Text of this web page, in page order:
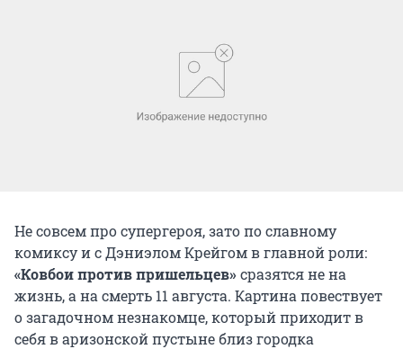
Не совсем про супергероя, зато по славному
комиксу и с Дэниэлом Крейгом в главной роли:
«Ковбои против пришельцев»сразятся не на
жизнь, а на смерть 11 августа. Картина повествует
о загадочном незнакомце, который приходит в
себя в аризонской пустыне близ городка